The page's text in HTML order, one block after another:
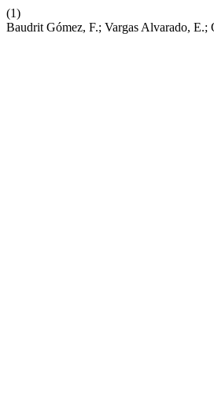
(1)
Baudrit Gómez, F.; Vargas Alvarado,